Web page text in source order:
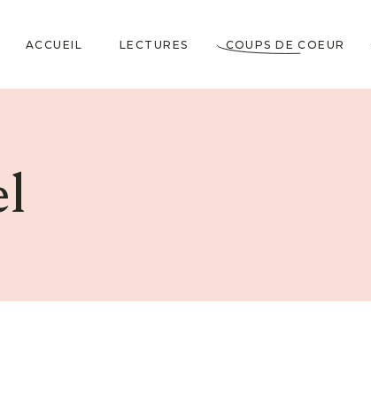
ACCUEIL LECTURES COUPS DE COEUR